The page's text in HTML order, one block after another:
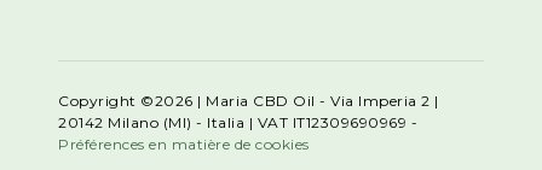
Copyright ©2026 | Maria CBD Oil - Via Imperia 2 |
20142 Milano (MI) - Italia | VAT IT12309690969 -
Préférences en matière de cookies